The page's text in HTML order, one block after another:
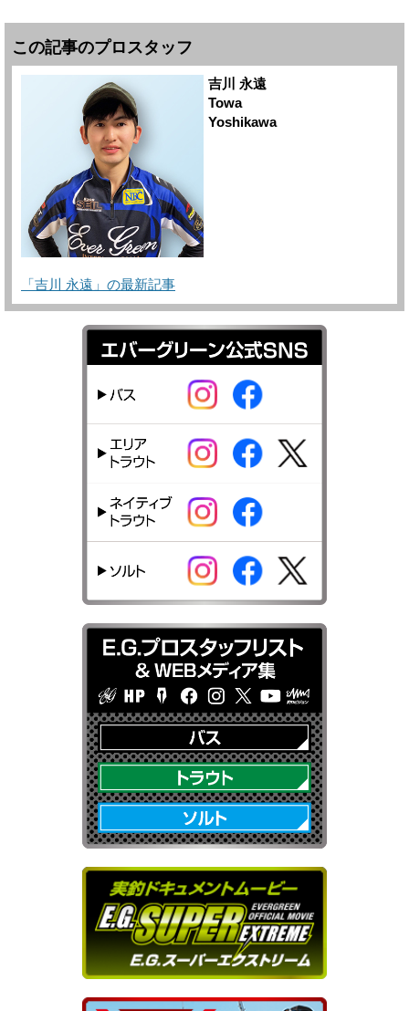
この記事のプロスタッフ
吉川 永遠
Towa
Yoshikawa
「吉川 永遠」の最新記事